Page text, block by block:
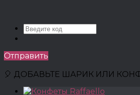
Отправить
🎈 ДОБАВЬТЕ ШАРИК ИЛИ